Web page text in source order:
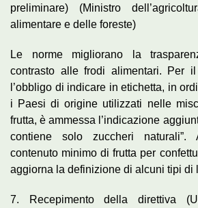
preliminare) (Ministro
alimentare e delle foreste)
Le norme migliorano la
contrasto alle frodi alimentari. Per
l’obbligo di indicare in etichetta, in
i Paesi di origine utilizzati nelle
frutta, è ammessa l’indicazione
contiene solo zuccheri naturali”.
contenuto minimo di frutta per
aggiorna la definizione di alcuni tipi di
7. Recepimento della direttiva